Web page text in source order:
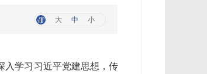
大 中 小
入学习习近平党建思想，传